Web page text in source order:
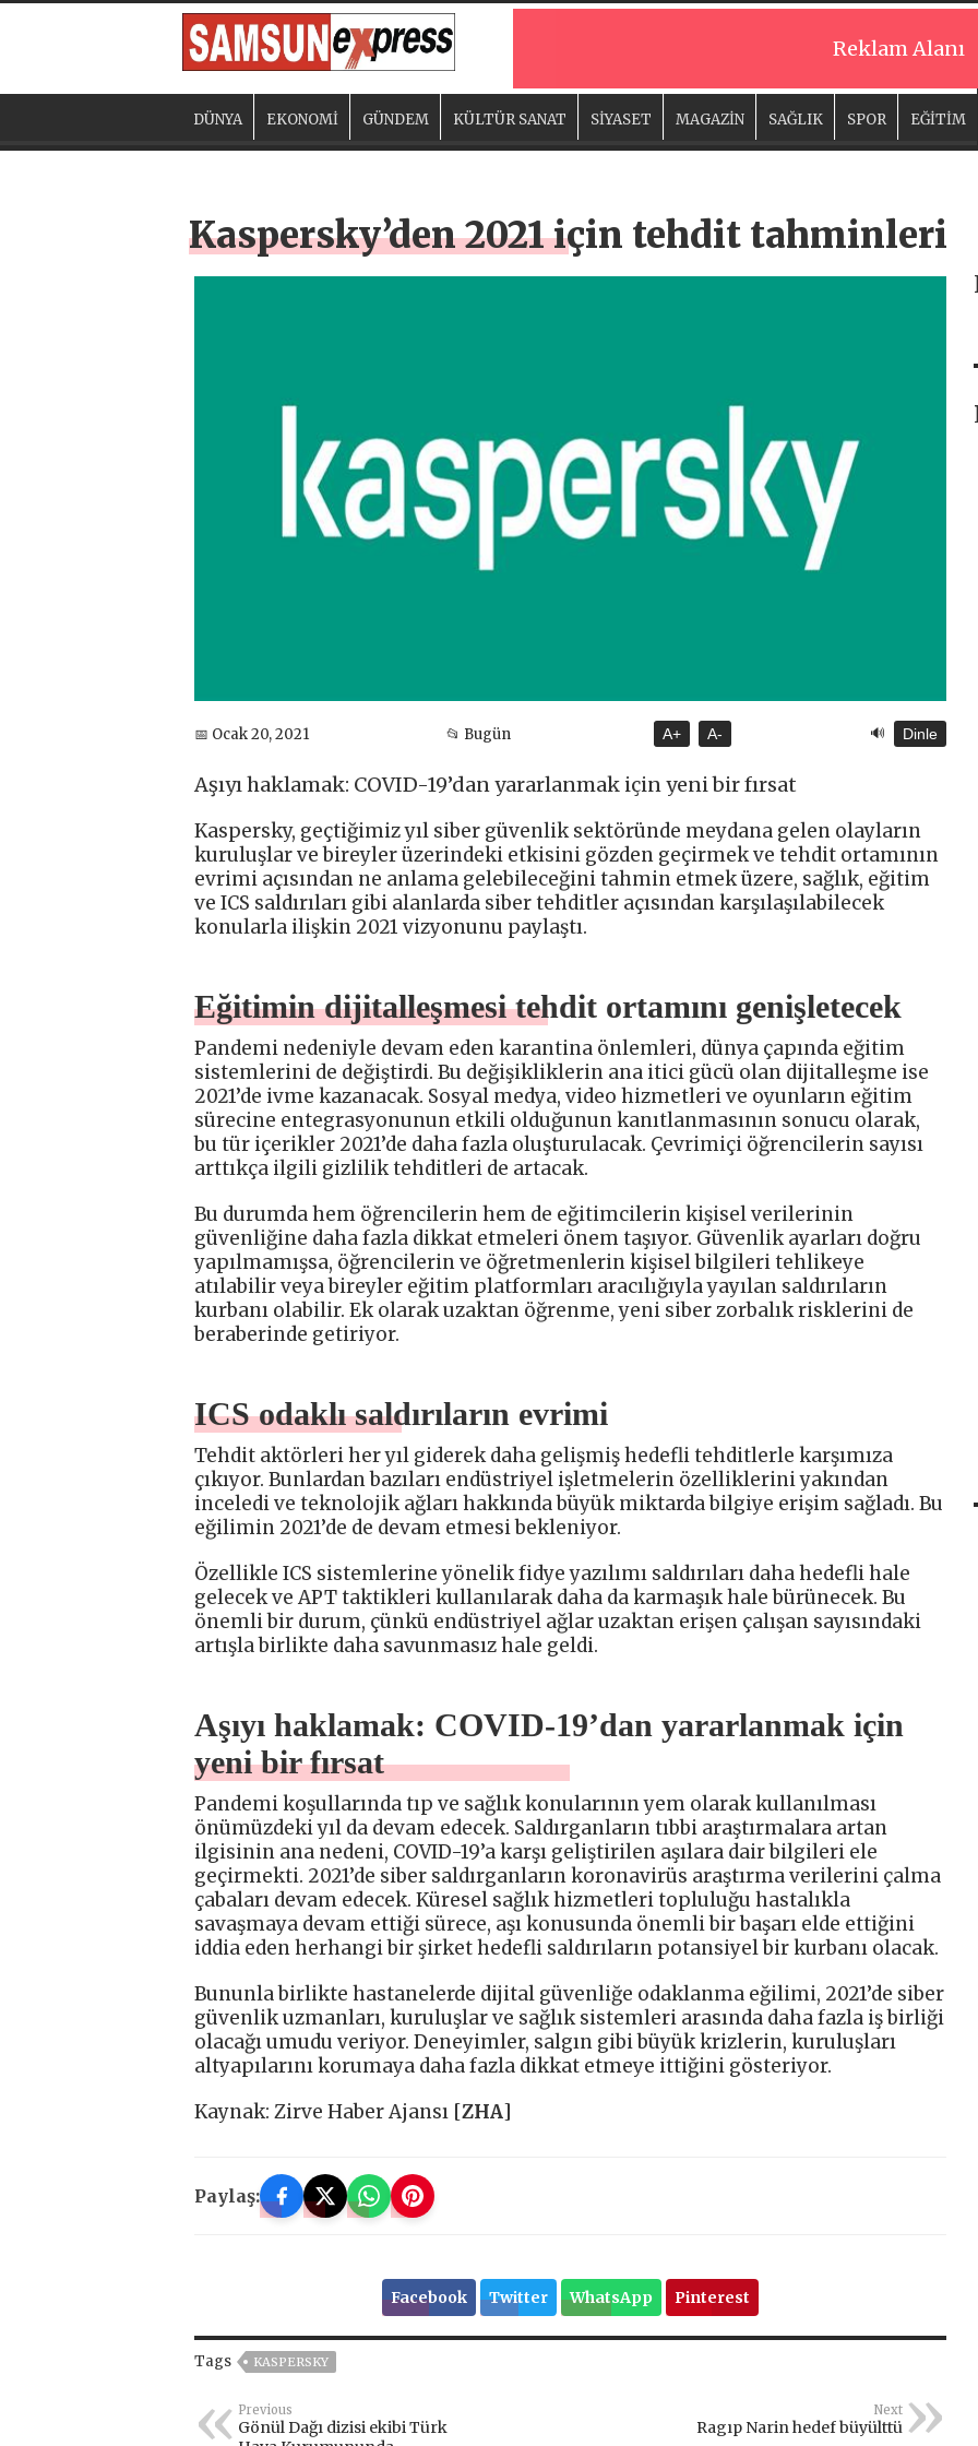
Reklam Alanı
DÜNYA EKONOMİ GÜNDEM KÜLTÜR SANAT SİYASET MAGAZİN SAĞLIK SPOR EĞİTİM
Kaspersky’den 2021 için tehdit tahminleri
📅 Ocak 20, 2021 📂 Bugün A+ A- 🔊 Dinle
Aşıyı haklamak: COVID-19’dan yararlanmak için yeni bir fırsat
Kaspersky, geçtiğimiz yıl siber güvenlik sektöründe meydana gelen olayların
kuruluşlar ve bireyler üzerindeki etkisini gözden geçirmek ve tehdit ortamının
evrimi açısından ne anlama gelebileceğini tahmin etmek üzere, sağlık, eğitim
ve ICS saldırıları gibi alanlarda siber tehditler açısından karşılaşılabilecek
konularla ilişkin 2021 vizyonunu paylaştı.
Eğitimin dijitalleşmesi tehdit ortamını genişletecek
Pandemi nedeniyle devam eden karantina önlemleri, dünya çapında eğitim
sistemlerini de değiştirdi. Bu değişikliklerin ana itici gücü olan dijitalleşme ise
2021’de ivme kazanacak. Sosyal medya, video hizmetleri ve oyunların eğitim
sürecine entegrasyonunun etkili olduğunun kanıtlanmasının sonucu olarak,
bu tür içerikler 2021’de daha fazla oluşturulacak. Çevrimiçi öğrencilerin sayısı
arttıkça ilgili gizlilik tehditleri de artacak.
Bu durumda hem öğrencilerin hem de eğitimcilerin kişisel verilerinin
güvenliğine daha fazla dikkat etmeleri önem taşıyor. Güvenlik ayarları doğru
yapılmamışsa, öğrencilerin ve öğretmenlerin kişisel bilgileri tehlikeye
atılabilir veya bireyler eğitim platformları aracılığıyla yayılan saldırıların
kurbanı olabilir. Ek olarak uzaktan öğrenme, yeni siber zorbalık risklerini de
beraberinde getiriyor.
ICS odaklı saldırıların evrimi
Tehdit aktörleri her yıl giderek daha gelişmiş hedefli tehditlerle karşımıza
çıkıyor. Bunlardan bazıları endüstriyel işletmelerin özelliklerini yakından
inceledi ve teknolojik ağları hakkında büyük miktarda bilgiye erişim sağladı. Bu
eğilimin 2021’de de devam etmesi bekleniyor.
Özellikle ICS sistemlerine yönelik fidye yazılımı saldırıları daha hedefli hale
gelecek ve APT taktikleri kullanılarak daha da karmaşık hale bürünecek. Bu
önemli bir durum, çünkü endüstriyel ağlar uzaktan erişen çalışan sayısındaki
artışla birlikte daha savunmasız hale geldi.
Aşıyı haklamak: COVID-19’dan yararlanmak için
yeni bir fırsat
Pandemi koşullarında tıp ve sağlık konularının yem olarak kullanılması
önümüzdeki yıl da devam edecek. Saldırganların tıbbi araştırmalara artan
ilgisinin ana nedeni, COVID-19’a karşı geliştirilen aşılara dair bilgileri ele
geçirmekti. 2021’de siber saldırganların koronavirüs araştırma verilerini çalma
çabaları devam edecek. Küresel sağlık hizmetleri topluluğu hastalıkla
savaşmaya devam ettiği sürece, aşı konusunda önemli bir başarı elde ettiğini
iddia eden herhangi bir şirket hedefli saldırıların potansiyel bir kurbanı olacak.
Bununla birlikte hastanelerde dijital güvenliğe odaklanma eğilimi, 2021’de siber
güvenlik uzmanları, kuruluşlar ve sağlık sistemleri arasında daha fazla iş birliği
olacağı umudu veriyor. Deneyimler, salgın gibi büyük krizlerin, kuruluşları
altyapılarını korumaya daha fazla dikkat etmeye ittiğini gösteriyor.
Kaynak: Zirve Haber Ajansı [ZHA]
Paylaş:
Facebook Twitter WhatsApp Pinterest
Tags KASPERSKY
Previous
Gönül Dağı dizisi ekibi Türk
Next
Ragıp Narin hedef büyülttü